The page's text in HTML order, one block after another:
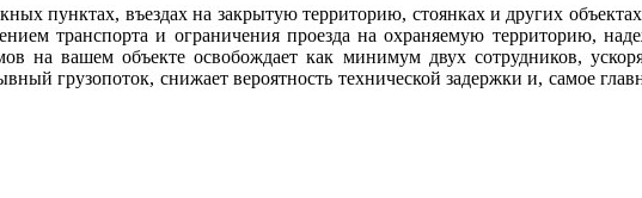
пунктах, въездах на закрытую территорию, стоянках и других
транспорта и ограничения проезда на охраняемую территорию,
на вашем объекте освобождает как минимум двух сотрудников,
грузопоток, снижает вероятность технической задержки и, самое